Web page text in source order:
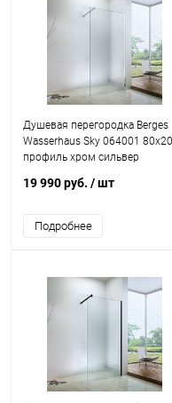
Душевая перегородка Berges
Wasserhaus Sky 064001
профиль хром сильвер
19 990 руб. / шт
Подробнее